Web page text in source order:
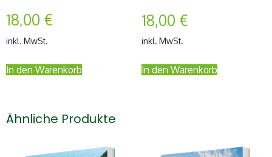
18,00 €
inkl. MwSt.
In den Warenkorb
18,00 €
inkl. MwSt.
In den Warenkorb
Ähnliche Produkte